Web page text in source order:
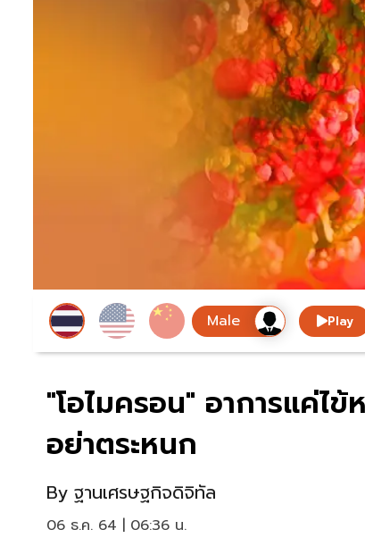
Play
"โอไมครอน" อาการแค่ไ
อย่าตระหนก
By ฐานเศรษฐกิจดิจิทัล
06 ธ.ค. 64 | 06:36 น.